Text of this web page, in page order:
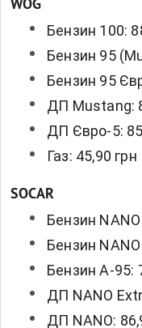
WOG
Бензин 100:
Бензин 95
Бензин 95
ДП Mustang:
ДП Євро-5:
Газ: 45,90 грн
SOCAR
Бензин
Бензин
Бензин А-95:
ДП NANO
ДП NANO: